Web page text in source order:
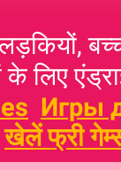
लिए
Игры
खेलें फ्री